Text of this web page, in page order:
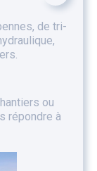
de tri-
ou
répondre à